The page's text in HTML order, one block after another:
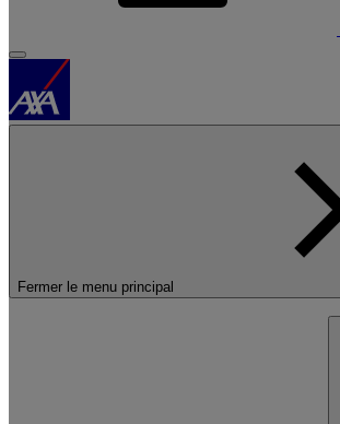
Fermer le menu principal